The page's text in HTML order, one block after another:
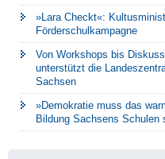
»Lara Checkt«:
Förderschulkampagne
Von Workshops bis
unterstützt die
Sachsen
»Demokratie muss das
Bildung Sachsens Schulen